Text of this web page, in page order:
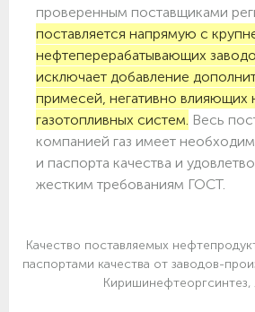
проверенным поставщиками
поставляется напрямую с
нефтеперерабатывающих
исключает добавление
примесей, негативно влияющих
газотопливных систем. Весь
компанией газ имеет
и паспорта качества и
жестким требованиям ГОСТ.
Качество поставляемых
паспортами качества от заводов-
Киришинефтеоргсинтез,